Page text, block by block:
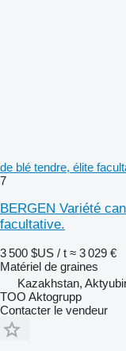
de blé tendre, élite
7
BERGEN Variété
facultative.
3 500 $US / t ≈ 3 029 €
Matériel de graines
Kazakhstan,
TOO Aktogrupp
Contacter le vendeur